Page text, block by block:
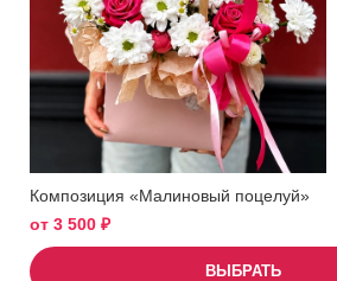
Композиция «Малиновый поцелуй»
от 3 500 ₽
ВЫБРАТЬ